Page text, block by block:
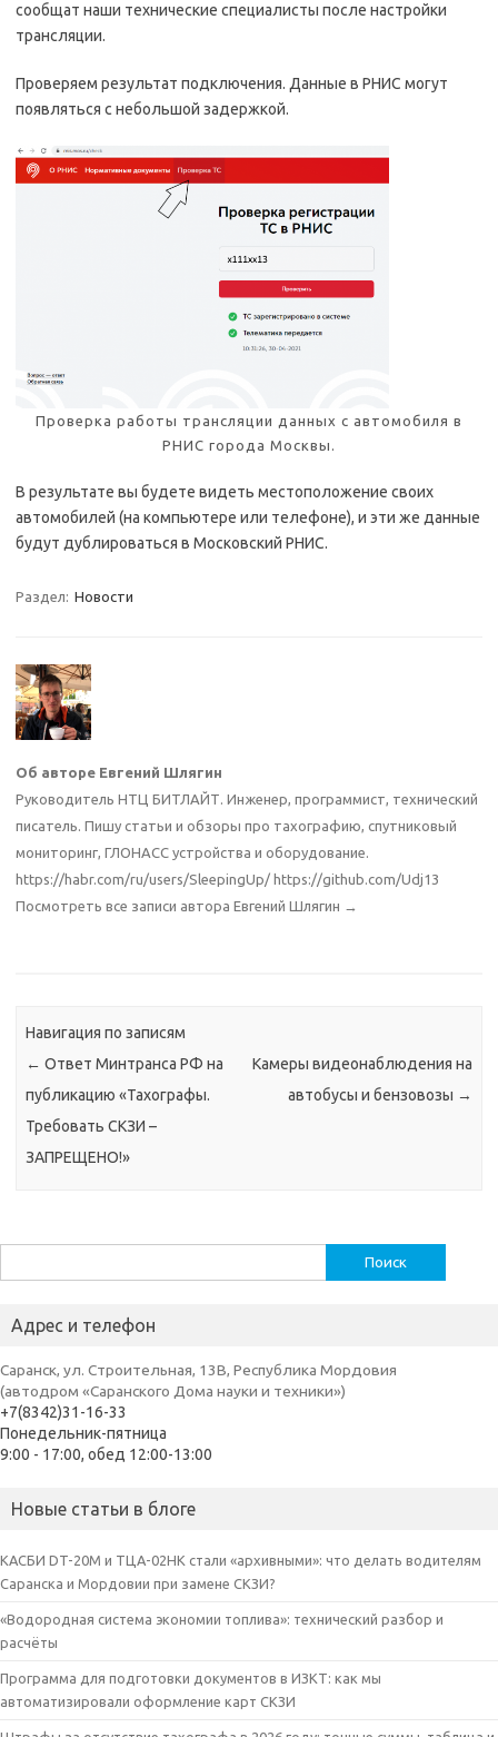
сообщат наши технические специалисты после настройки
трансляции.
Проверяем результат подключения. Данные в РНИС могут
появляться с небольшой задержкой.
Проверка работы трансляции данных с автомобиля в
РНИС города Москвы.
В результате вы будете видеть местоположение своих
автомобилей (на компьютере или телефоне), и эти же данные
будут дублироваться в Московский РНИС.
Раздел: Новости
Об авторе Евгений Шлягин
Руководитель НТЦ БИТЛАЙТ. Инженер, программист, технический
писатель. Пишу статьи и обзоры про тахографию, спутниковый
мониторинг, ГЛОНАСС устройства и оборудование.
https://habr.com/ru/users/SleepingUp/ https://github.com/Udj13
Посмотреть все записи автора Евгений Шлягин →
Навигация по записям
← Ответ Минтранса РФ на
публикацию «Тахографы.
Требовать СКЗИ –
ЗАПРЕЩЕНО!»
Камеры видеонаблюдения на
автобусы и бензовозы →
Адрес и телефон
Саранск, ул. Строительная, 13В, Республика Мордовия
(автодром «Саранского Дома науки и техники»)
+7(8342)31-16-33
Понедельник-пятница
9:00 - 17:00, обед 12:00-13:00
Новые статьи в блоге
КАСБИ DT-20M и ТЦА-02НК стали «архивными»: что делать водителям
Саранска и Мордовии при замене СКЗИ?
«Водородная система экономии топлива»: технический разбор и
расчёты
Программа для подготовки документов в ИЗКТ: как мы
автоматизировали оформление карт СКЗИ